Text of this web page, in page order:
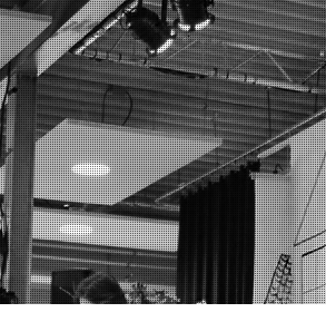
Onze samenkomsten
verzorgd via een
kunt aanwezig zijn bij
samenkomst